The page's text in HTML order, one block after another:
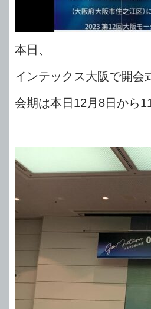
本日、
インテックス大阪で開会
会期は本日12月8日から